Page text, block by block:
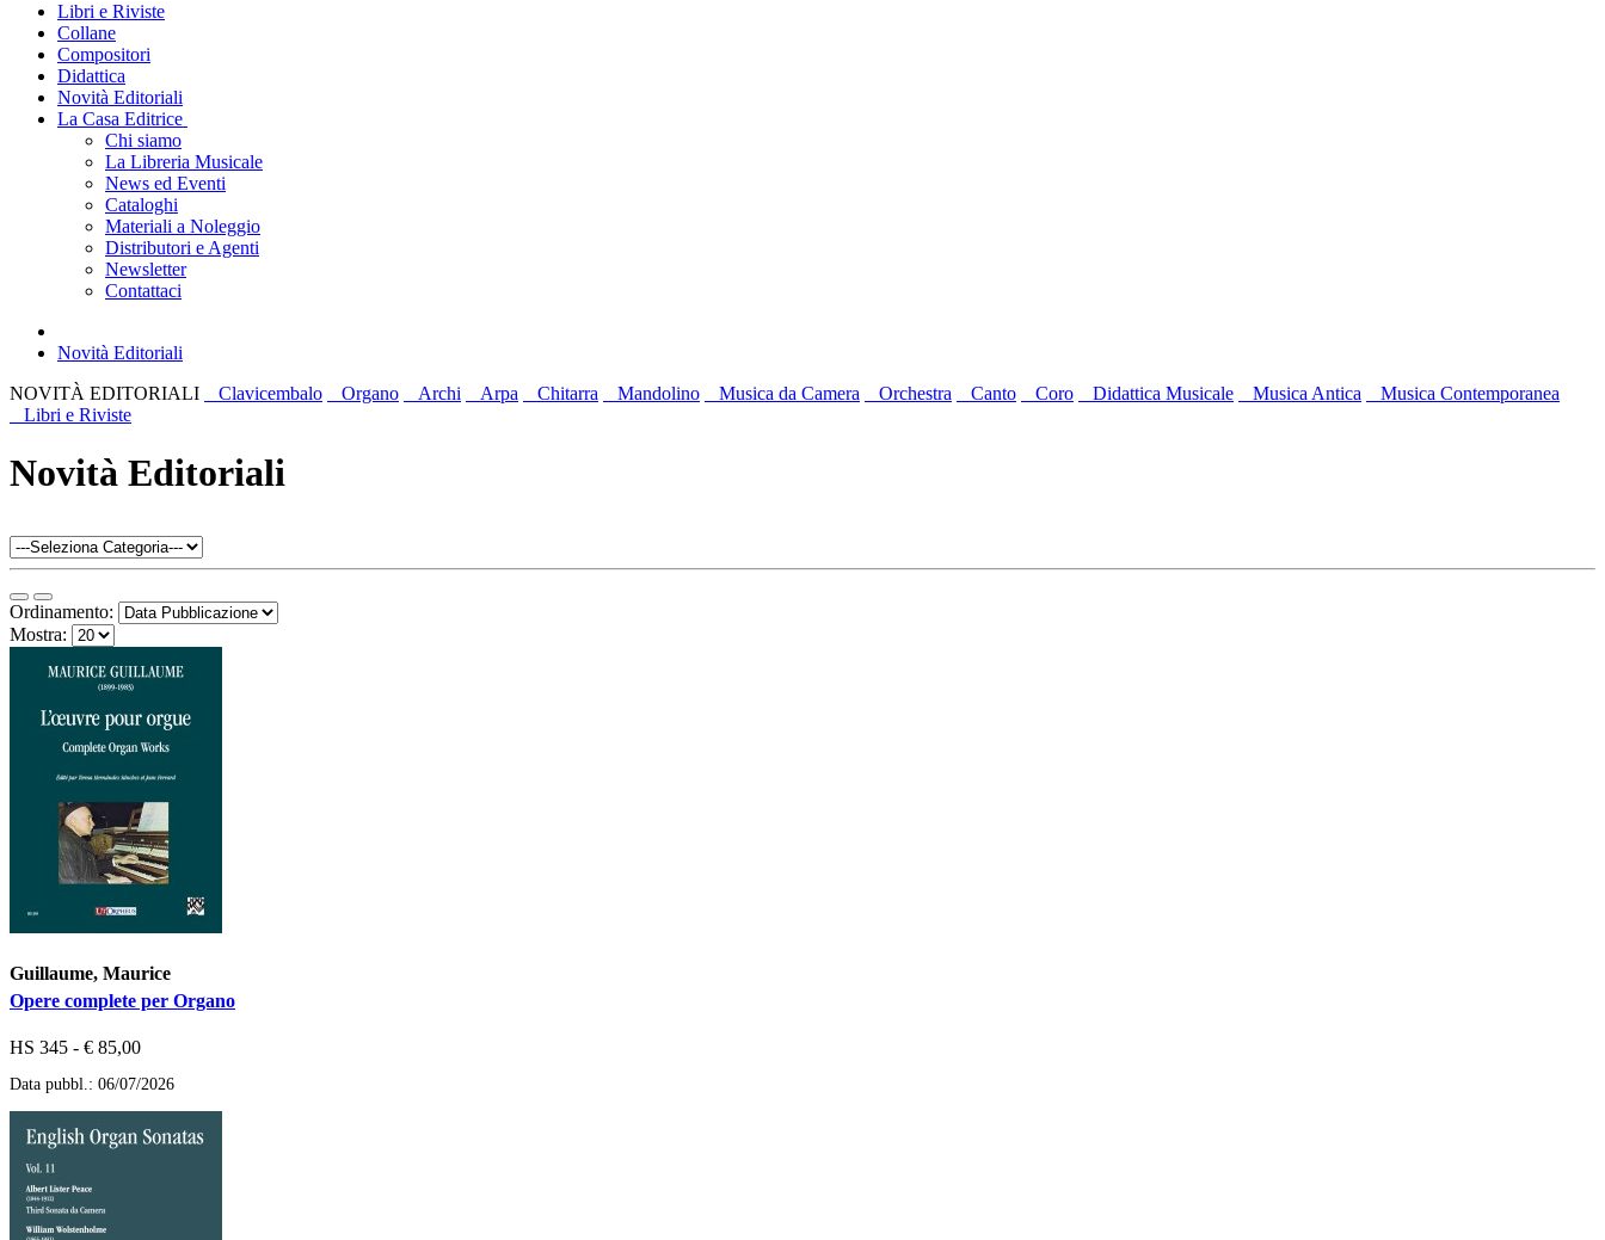
Libri e Riviste
Collane
Compositori
Didattica
Novità Editoriali
La Casa Editrice
Chi siamo
La Libreria Musicale
News ed Eventi
Cataloghi
Materiali a Noleggio
Distributori e Agenti
Newsletter
Contattaci
Novità Editoriali
NOVITÀ EDITORIALI
Clavicembalo Organo Archi Arpa Chitarra Mandolino Musica da Camera Orchestra Canto Coro Didattica Musicale Musica Antica
Musica Contemporanea
Libri e Riviste
Novità Editoriali
Ordinamento:
Mostra:
Guillaume, Maurice
Opere complete per Organo
HS 345 - € 85,00
Data pubbl.: 06/07/2026